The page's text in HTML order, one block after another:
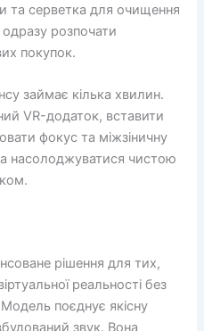
та серветка для очищення
розпочати
покупок.
займає кілька хвилин.
VR-додаток, вставити
фокус та міжзіничну
насолоджуватися чистою
рішення для тих,
реальності без
поєднує якісну
звук. Вона